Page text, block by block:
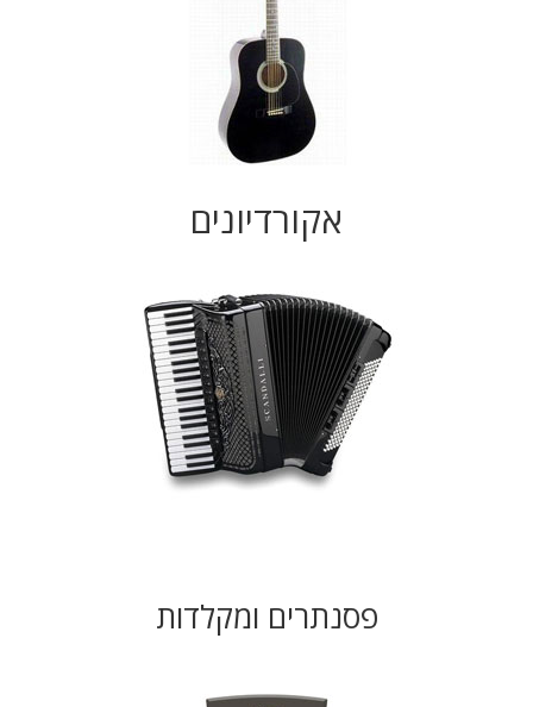
אקורדיונים
פסנתרים ומקלדות